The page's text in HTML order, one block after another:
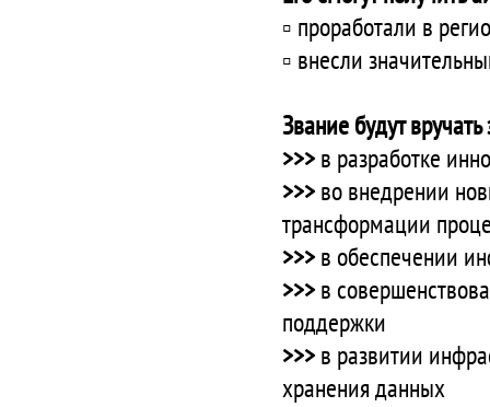
▫️ проработали в
▫️ внесли
Звание будут вручать
>>>в разработке
>>>во внедрении
трансформации
>>>в обеспечении
>>>в
поддержки
>>>в развитии
хранения данных